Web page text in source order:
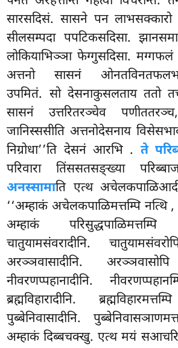
सारसदिसं. सासने पन लाभसक्कारो
सीलसम्पदा पपटिकसदिसा.
लोकियाभिञ्ञा फेग्गुसदिसा. मग्गफलं
अत्तनो सासनं
उपमितं. सो देसनाकुसलताय ततो
सासनं उत्तरितरञ्चेव
जानिस्ससीति अत्तनोदेसनाय
निग्रोधा’’ति देसनं आरभि . ते
परिवारा तिंससतसङ्ख्या
अनस्सामाति एत्थ
‘‘अम्हाकं अचेलकपाळिमत्तम्पि नत्थि ,
अम्हाकं
चातुयामसंवरादीनि.
अरञ्ञवासादीनि.
नीवरणप्पहानादीनि.
ब्रह्मविहारादीनि.
पुब्बेनिवासादीनि.
अम्हाकं दिब्बचक्खु. एत्थ मयं